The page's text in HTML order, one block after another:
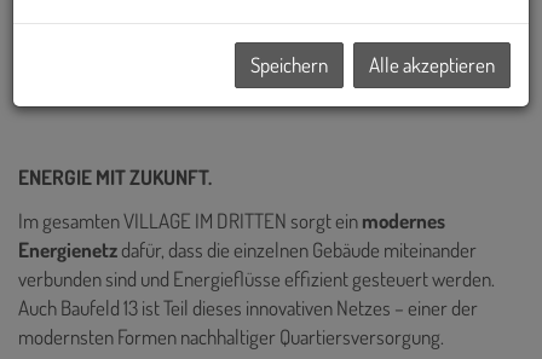
Epstein am Ring sowie die markanten TrIIIple Tower am
Donaukanal. Auch das VILLAGE IM DRITTEN reiht sich in diese
Reihe innovativer Projekte ein.
ENERGIE MIT ZUKUNFT.
Im gesamten VILLAGE IM DRITTEN sorgt einmodernes
Energienetzdafür, dass die einzelnen Gebäude miteinander
verbunden sind und Energieflüsse effizient gesteuert werden.
Auch Baufeld 13 ist Teil dieses innovativen Netzes – einer der
modernsten Formen nachhaltiger Quartiersversorgung.
Speichern Alle akzeptieren